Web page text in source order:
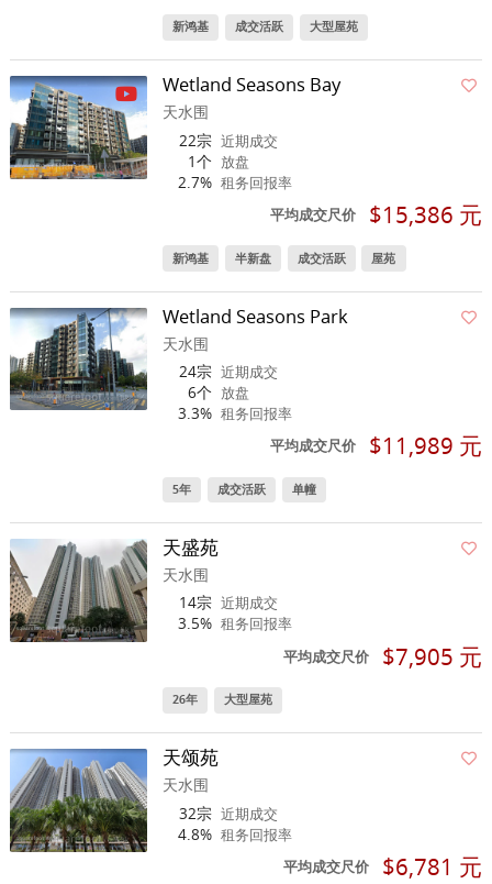
新鸿基 成交活跃 大型屋苑
Wetland Seasons Bay
天水围
22宗 近期成交
1个 放盘
2.7% 租务回报率
平均成交尺价 $15,386 元
新鸿基 半新盘 成交活跃 屋苑
Wetland Seasons Park
天水围
24宗 近期成交
6个 放盘
3.3% 租务回报率
平均成交尺价 $11,989 元
5年 成交活跃 单幢
天盛苑
天水围
14宗 近期成交
3.5% 租务回报率
平均成交尺价 $7,905 元
26年 大型屋苑
天颂苑
天水围
32宗 近期成交
4.8% 租务回报率
平均成交尺价 $6,781 元